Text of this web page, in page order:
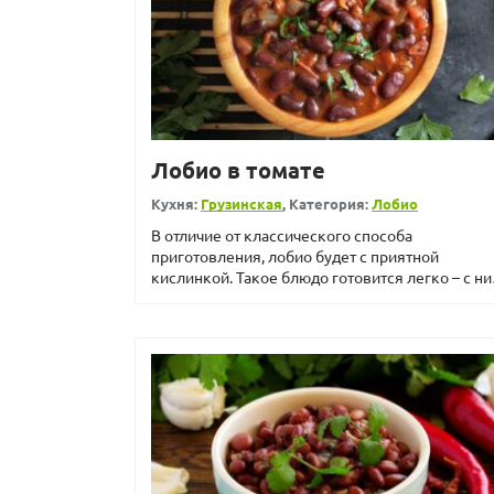
Лобио в томате
Кухня: Грузинская, Категория:Лобио
В отличие от классического способа
приготовления, лобио будет с приятной
кислинкой. Такое блюдо готовится легко – с